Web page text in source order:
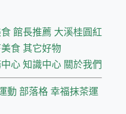
館長推薦 大溪桂圓紅
食 其它好物
心 知識中心 關於我們
動 部落格 幸福抹茶運